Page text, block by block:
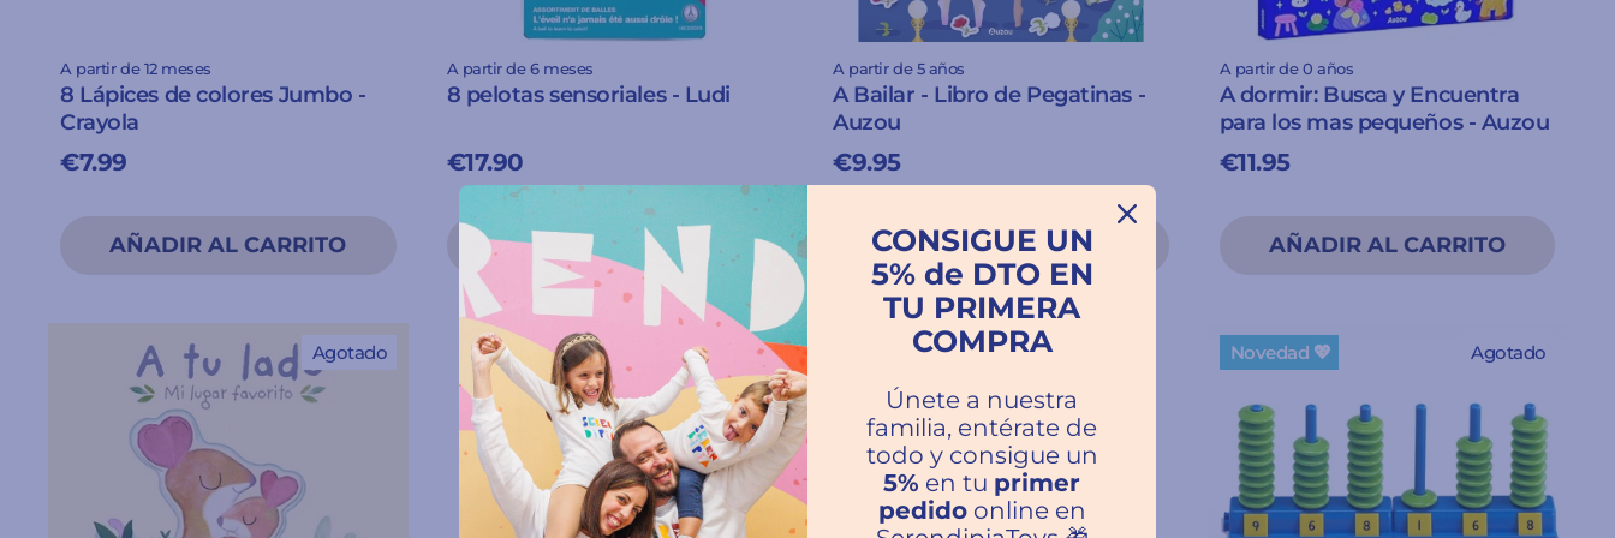
A partir de 12 meses
8 Lápices de colores Jumbo -
Crayola
€7.99
A partir de 6 meses
8 pelotas sensoriales - Ludi
€17.90
A partir de 5 años
A Bailar - Libro de Pegatinas -
Auzou
€9.95
A partir de 0 años
A dormir: Busca y Encuentra
para los mas pequeños - Auzou
€11.95
Agotado Agotado
Novedad 💖
CONSIGUE UN
5% de DTO EN
TU PRIMERA
COMPRA
Únete a nuestra
familia, entérate de
todo y consigue un
5% en tu primer
pedidoonline en